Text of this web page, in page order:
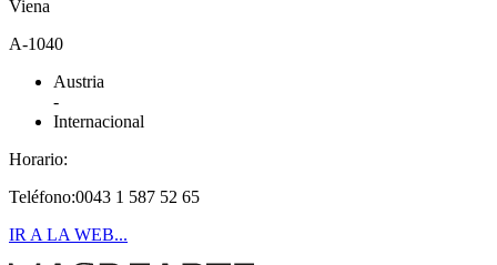
Viena
A-1040
Austria
-
Internacional
Horario:
Teléfono:0043 1 587 52 65
IR A LA WEB...